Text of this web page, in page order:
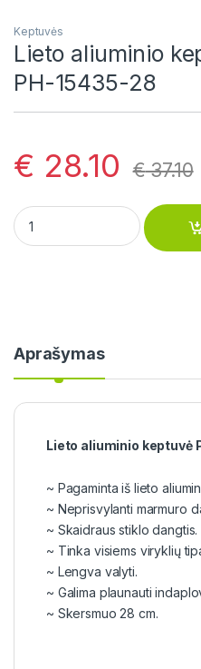
Keptuvės
Lieto aliuminio
PH-15435-28
€ 28.10 €37.10
Lieto aliuminio keptuvė
Aprašymas
Lieto aliuminio keptuvė
~ Pagaminta iš lieto
~ Neprisvylanti marmuro
~ Skaidraus stiklo dangtis.
~ Tinka visiems viryklių
~ Lengva valyti.
~ Galima plaunauti
~ Skersmuo 28 cm.